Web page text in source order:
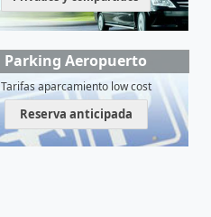
Parking Aeropuerto
Tarifas aparcamiento low cost
Reserva anticipada